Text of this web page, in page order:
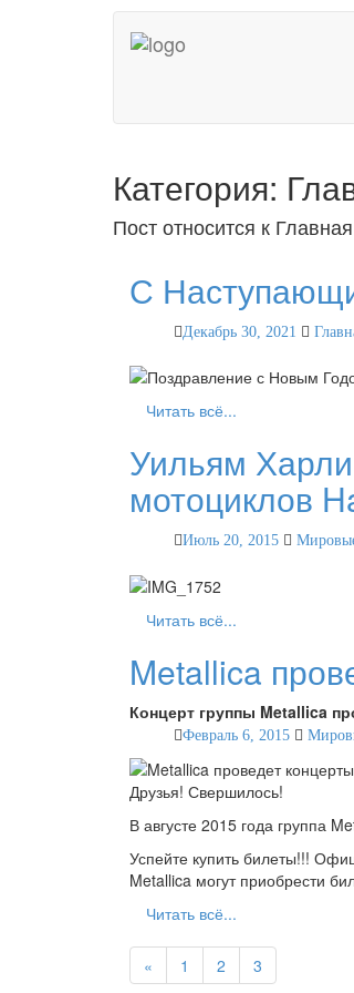
Категория:
Пост относится к Главная
С
Декабрь 30, 2021
Читать всё...
Уильям
мотоциклов
Июль 20, 2015
Читать всё...
Metallica
Концерт группы Metallica
Февраль 6, 2015
Друзья! Свершилось!
В августе 2015 года группа
Успейте купить билеты!!!
Metallica могут приобрести
Читать всё...
« 1 2 3